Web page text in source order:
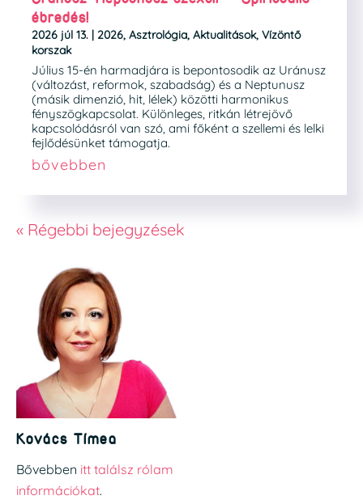
ébredés!
2026 júl 13. | 2026, Asztrológia, Aktualitások, Vízöntő
korszak
Július 15-én harmadjára is bepontosodik az Uránusz
(változást, reformok, szabadság) és a Neptunusz
(másik dimenzió, hit, lélek) közötti harmonikus
fényszögkapcsolat. Különleges, ritkán létrejövő
kapcsolódásról van szó, ami főként a szellemi és lelki
fejlődésünket támogatja.
bővebben
« Régebbi bejegyzések
Kovács Tímea
Bővebben itt találsz rólam
információkat.